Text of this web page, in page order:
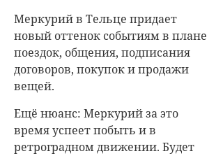
Меркурий в Тельце придает
новый оттенок событиям в плане
поездок, общения, подписания
договоров, покупок и продажи
вещей.
Ещё нюанс: Меркурий за это
время успеет побыть и в
ретроградном движении. Будет